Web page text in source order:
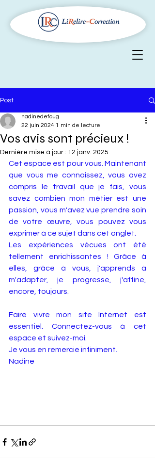
Post
Vos avis sont précieux !
nadinedefoug
22 juin 2024 1 min de lecture
Dernière mise à jour : 12 janv. 2025
Cet espace est pour vous. Maintenant
que vous me connaissez, vous avez
compris le travail que je fais, vous
savez combien mon métier est une
passion, vous m'avez vue prendre soin
de votre œuvre, vous pouvez vous
exprimer à ce sujet dans cet onglet.
Les expériences vécues ont été
tellement enrichissantes ! Grâce à
elles, grâce à vous, j'apprends à
m'adapter, je progresse, j'affine,
encore, toujours.
Faire vivre mon site Internet est
essentiel. Connectez-vous à cet
espace et suivez-moi.
Je vous en remercie infiniment.
Nadine